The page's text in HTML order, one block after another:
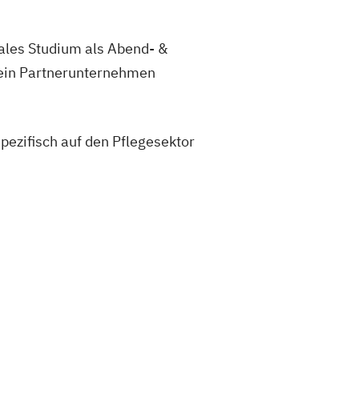
Studium als Abend- &
Partnerunternehmen
auf den Pflegesektor